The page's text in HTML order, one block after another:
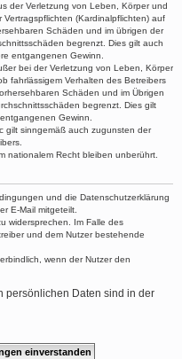
der Verletzung von Leben, Körper und
(Kardinalpflichten) auf
Schäden und im übrigen der
begrenzt. Dies gilt auch
entgangenen Gewinn.
bei der Verletzung von Leben, Körper
fahrlässigem Verhalten des Betreibers
Schäden und im Übrigen
begrenzt. Dies gilt
Gewinn.
gilt sinngemäß auch zugunsten der
nationalem Recht bleiben unberührt.
und die Datenschutzerklärung
E-Mail mitgeteilt.
widersprechen. Im Falle des
und dem Nutzer bestehende
wenn der Nutzer den
persönlichen Daten sind in der